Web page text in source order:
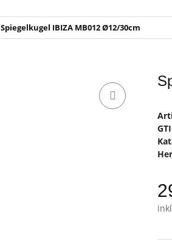
Spiegelkugel IBIZA MB012 Ø12/30cm